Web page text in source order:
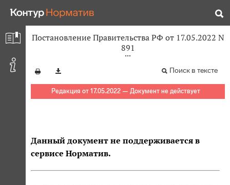
Постановление Правительства РФ от 17.05.2022 N
891
Поиск в тексте
Редакция от 17.05.2022 — Документ не действует
Данный документ не поддерживается в
сервисе Норматив.